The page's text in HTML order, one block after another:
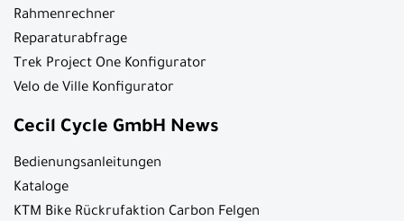
Rahmenrechner
Reparaturabfrage
Trek Project One Konfigurator
Velo de Ville Konfigurator
Cecil Cycle GmbH News
Bedienungsanleitungen
Kataloge
KTM Bike Rückrufaktion Carbon Felgen